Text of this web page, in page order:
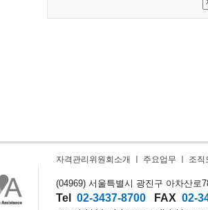
자격관리위원회소개 주요업무 조직
(04969) 서울특별시 광진구 아차산로
Tel 02-3437-8700 FAX 02-